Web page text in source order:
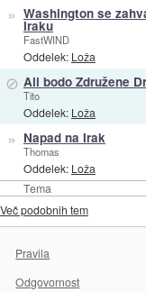
Tema
» Washington se
Iraku
FastWIND
Oddelek: Loža
⊘ Ali bodo Združene
Tito
Oddelek: Loža
» Napad na Irak
Thomas
Oddelek: Loža
Več podobnih tem
Pravila
Odgovornost